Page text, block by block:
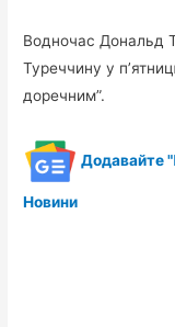
Водночас Дональд
Туреччину у
доречним”.
Додавайте
Новини